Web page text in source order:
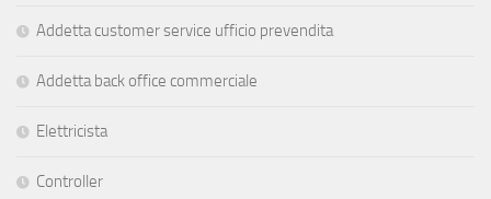
Addetta customer service ufficio prevendita
Addetta back office commerciale
Elettricista
Controller